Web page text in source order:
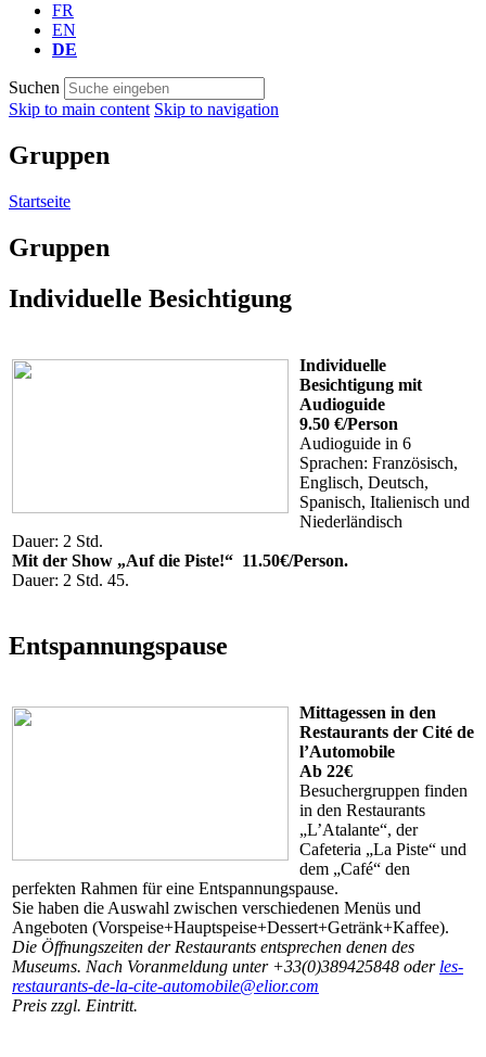
FR
EN
DE
Suchen
Skip to main content Skip to navigation
Gruppen
Startseite
Gruppen
Individuelle Besichtigung
Individuelle
Besichtigung mit
Audioguide
9.50 €/Person
Audioguide in 6
Sprachen: Französisch,
Englisch, Deutsch,
Spanisch, Italienisch und
Niederländisch
Dauer: 2 Std.
Mit der Show „Auf die Piste!“ 11.50€/Person.
Dauer: 2 Std. 45.
Entspannungspause
Mittagessen in den
Restaurants der Cité de
l’Automobile
Ab 22€
Besuchergruppen finden
in den Restaurants
„L’Atalante“, der
Cafeteria „La Piste“ und
dem „Café“ den
perfekten Rahmen für eine Entspannungspause.
Sie haben die Auswahl zwischen verschiedenen Menüs und
Angeboten (Vorspeise+Hauptspeise+Dessert+Getränk+Kaffee).
Die Öffnungszeiten der Restaurants entsprechen denen des
Museums. Nach Voranmeldung unter +33(0)389425848 oder les-
restaurants-de-la-cite-automobile@elior.com
Preis zzgl. Eintritt.